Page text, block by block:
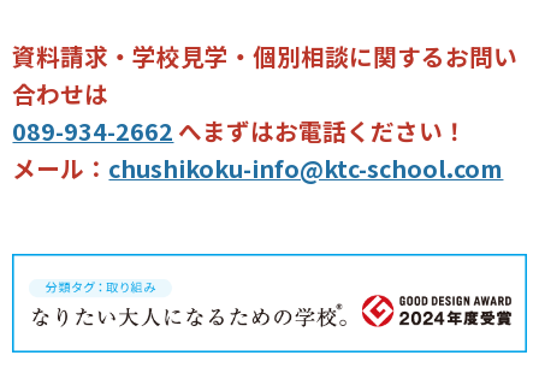
資料請求・学校見学・個別相談に関するお問い
合わせは
089-934-2662 へまずはお電話ください！
メール： chushikoku-info@ktc-school.com